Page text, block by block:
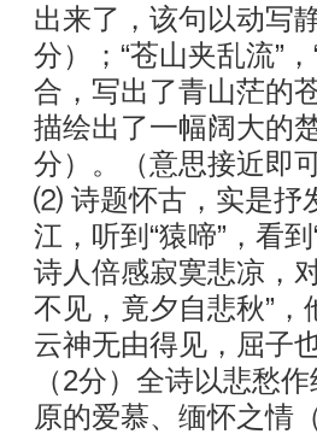
出来了，该句以动写
分）；“苍山夹乱流”
合，写出了青山茫的
描绘出了一幅阔大的
分）。（意思接近即
⑵ 诗题怀古，实是抒
江，听到“猿啼”，看
诗人倍感寂寞悲凉，
不见，竟夕自悲秋”，
云神无由得见，屈子
（2分）全诗以悲愁
原的爱慕、缅怀之情